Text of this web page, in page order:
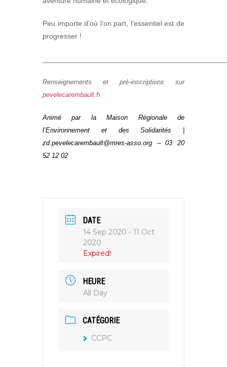
Peu importe d’où l’on part, l’essentiel est de
progresser !
Renseignements et pré-inscriptions sur
pevelecarembault.fr
Animé par la Maison Régionale de
l’Environnement et des Solidarités |
zd.pevelecarembault@mres-asso.org – 03 20
52 12 02
DATE
14 Sep 2020 - 11 Oct
2020
Expired!
HEURE
All Day
CATÉGORIE
CCPC